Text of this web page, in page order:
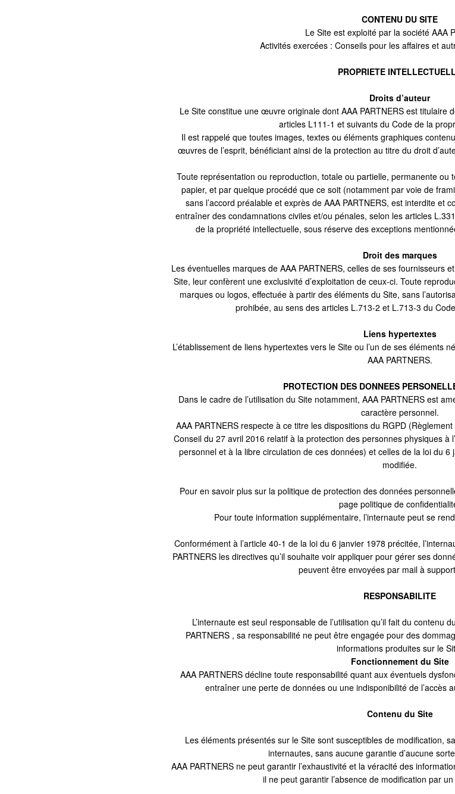
CONTENU DU SITE
Le Site est exploité par la société AAA
Activités exercées : Conseils pour les affaires et
PROPRIETE
Droits d’auteur
Le Site constitue une œuvre originale dont AAA PARTNERS est titulaire
articles L111-1 et suivants du Code de la
Il est rappelé que toutes images, textes ou éléments graphiques
œuvres de l’esprit, bénéficiant ainsi de la protection au titre du droit
Toute représentation ou reproduction, totale ou partielle, permanente
papier, et par quelque procédé que ce soit (notamment par voie de
sans l’accord préalable et exprès de AAA PARTNERS, est interdite et
entraîner des condamnations civiles et/ou pénales, selon les articles
de la propriété intellectuelle, sous réserve des exceptions
Droit des marques
Les éventuelles marques de AAA PARTNERS, celles de ses fournisseurs
Site, leur confèrent une exclusivité d’exploitation de ceux-ci. Toute
marques ou logos, effectuée à partir des éléments du Site, sans
prohibée, au sens des articles L.713-2 et L.713-3 du
Liens hypertextes
L’établissement de liens hypertextes vers le Site ou l’un de ses éléments
AAA PARTNERS.
PROTECTION DES DONNEES
Dans le cadre de l’utilisation du Site notamment, AAA PARTNERS est
caractère personnel.
AAA PARTNERS respecte à ce titre les dispositions du RGPD
Conseil du 27 avril 2016 relatif à la protection des personnes physiques à
personnel et à la libre circulation de ces données) et celles de la loi du
modifiée.
Pour en savoir plus sur la politique de protection des données
page politique de
Pour toute information supplémentaire, l’internaute peut se
Conformément à l’article 40-1 de la loi du 6 janvier 1978 précitée,
PARTNERS les directives qu’il souhaite voir appliquer pour gérer ses
peuvent être envoyées par mail à
RESPONSABILITE
L’internaute est seul responsable de l’utilisation qu’il fait du contenu
PARTNERS , sa responsabilité ne peut être engagée pour des
informations produites sur le
Fonctionnement du Site
AAA PARTNERS décline toute responsabilité quant aux éventuels
entraîner une perte de données ou une indisponibilité de l’accès
Contenu du Site
Les éléments présentés sur le Site sont susceptibles de modification,
internautes, sans aucune garantie d’aucune
AAA PARTNERS ne peut garantir l’exhaustivité et la véracité des
il ne peut garantir l’absence de modification par